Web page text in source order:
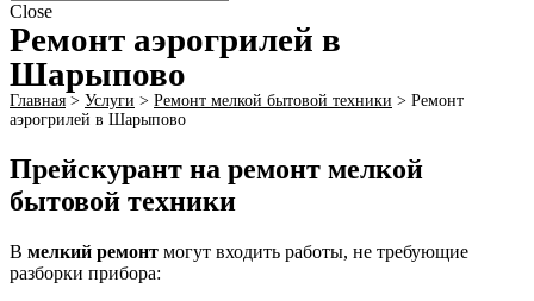
Close
Ремонт аэрогрилей в
Шарыпово
Главная > Услуги > Ремонт мелкой бытовой техники > Ремонт
аэрогрилей в Шарыпово
Прейскурант на ремонт мелкой
бытовой техники
В мелкий ремонт могут входить работы, не требующие
разборки прибора: